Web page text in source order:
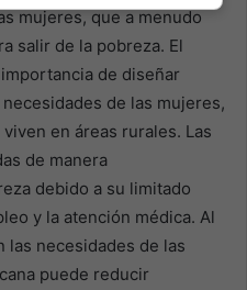
mujeres, que a menudo
salir de la pobreza. El
de diseñar
de las mujeres,
en áreas rurales. Las
de manera
debido a su limitado
y la atención médica. Al
las necesidades de las
puede reducir